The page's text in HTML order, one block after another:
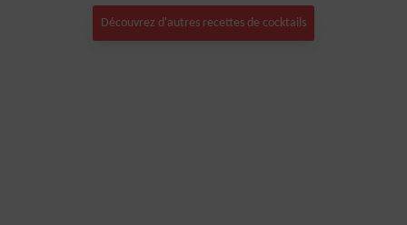
Découvrez d'autres recettes de cocktails